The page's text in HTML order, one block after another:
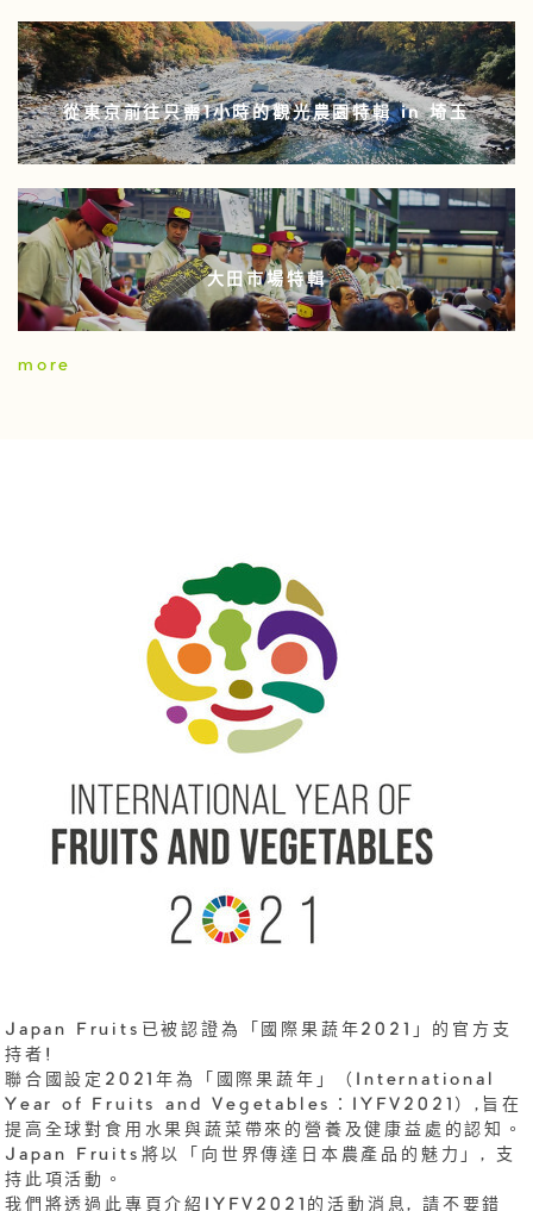
從東京前往只需1小時的觀光農園特輯 in 埼玉
大田市場特輯
more
Japan Fruits已被認證為「國際果蔬年2021」的官方支
持者!
聯合國設定2021年為「國際果蔬年」（International
Year of Fruits and Vegetables：IYFV2021）,旨在
提高全球對食用水果與蔬菜帶來的營養及健康益處的認知。
Japan Fruits將以「向世界傳達日本農產品的魅力」, 支
持此項活動。
我們將透過此專頁介紹IYFV2021的活動消息, 請不要錯